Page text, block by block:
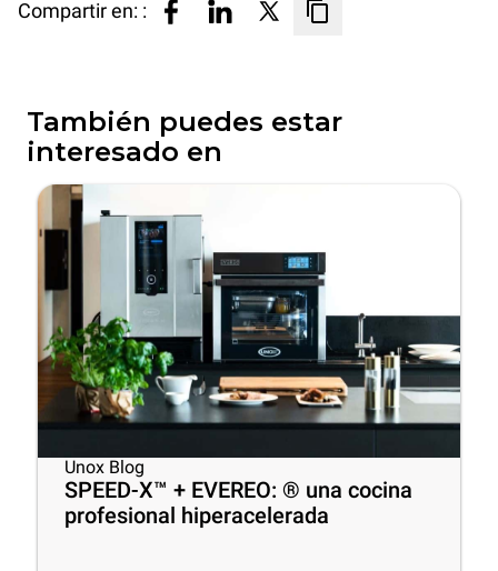
Compartir en: :
También puedes estar
interesado en
Unox Blog
SPEED-X™ + EVEREO: ® una cocina
profesional hiperacelerada